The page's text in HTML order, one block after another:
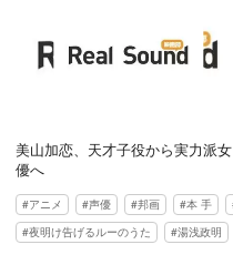
美山加恋、天才子役から実力派女
優へ
アニメ 声優 邦画 本 手
夜明け告げるルーのうた
湯浅政明